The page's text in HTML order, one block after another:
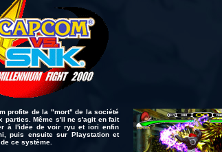
profite de la "mort" de la société
parties. Même s'il ne s'agit en fait
à l'idée de voir ryu et iori enfin
puis ensuite sur Playstation et
ce système.